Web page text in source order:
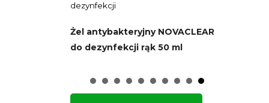
dezynfekcji
Żel antybakteryjny NOVACLEAR
do dezynfekcji rąk 50 ml